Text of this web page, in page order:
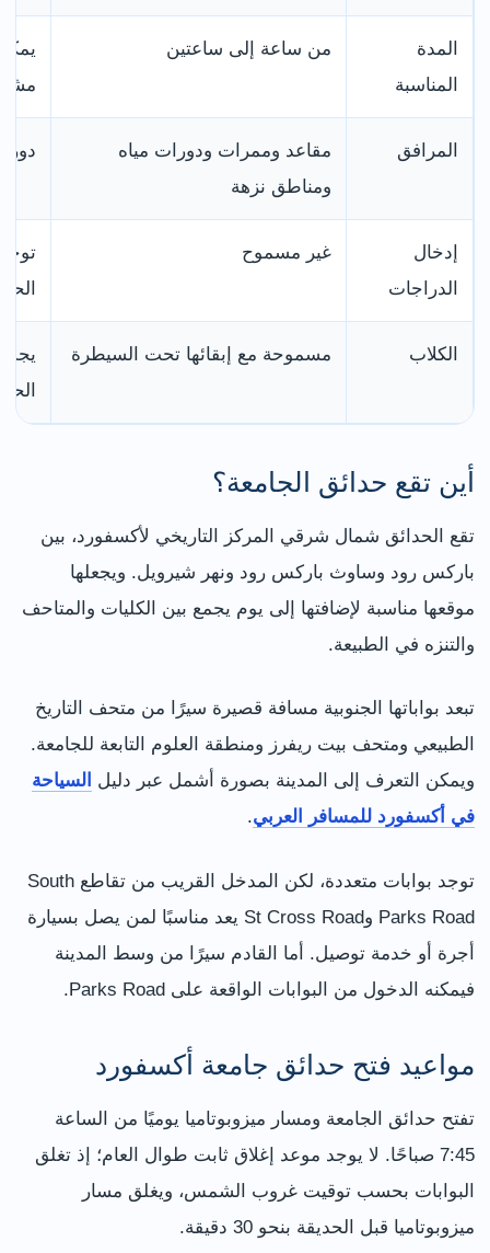
المدة
المناسبة
من ساعة إلى ساعتين
المرافق
مقاعد وممرات ودورات مياه
ومناطق نزهة
إدخال
الدراجات
غير مسموح
الكلاب مسموحة مع إبقائها تحت السيطرة
يجب
أين تقع حدائق الجامعة؟
تقع الحدائق شمال شرقي المركز التاريخي لأكسفورد، بين
باركس رود وساوث باركس رود ونهر شيرويل. ويجعلها
موقعها مناسبة لإضافتها إلى يوم يجمع بين الكليات والمتاحف
والتنزه في الطبيعة.
تبعد بواباتها الجنوبية مسافة قصيرة سيرًا من متحف التاريخ
الطبيعي ومتحف بيت ريفرز ومنطقة العلوم التابعة للجامعة.
ويمكن التعرف إلى المدينة بصورة أشمل عبر دليل السياحة
في أكسفورد للمسافر العربي.
توجد بوابات متعددة، لكن المدخل القريب من تقاطع South
Parks Road وSt Cross Road يعد مناسبًا لمن يصل بسيارة
أجرة أو خدمة توصيل. أما القادم سيرًا من وسط المدينة
فيمكنه الدخول من البوابات الواقعة على Parks Road.
مواعيد فتح حدائق جامعة أكسفورد
تفتح حدائق الجامعة ومسار ميزوبوتاميا يوميًا من الساعة
7:45 صباحًا. لا يوجد موعد إغلاق ثابت طوال العام؛ إذ تغلق
البوابات بحسب توقيت غروب الشمس، ويغلق مسار
ميزوبوتاميا قبل الحديقة بنحو 30 دقيقة.